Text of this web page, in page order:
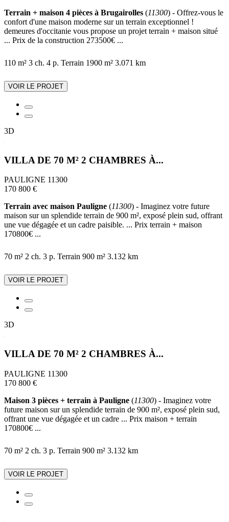
Terrain + maison 4 pièces à Brugairolles (11300) - Offrez-vous le
confort d'une maison moderne sur un terrain exceptionnel !
demeures d'occitanie vous propose un projet terrain + maison situé
... Prix de la construction 273500€ ...
110 m² 3 ch. 4 p. Terrain 1900 m² 3.071 km
VOIR LE PROJET
3D
VILLA DE 70 M² 2 CHAMBRES À...
PAULIGNE 11300
170 800 €
Terrain avec maison Pauligne (11300) - Imaginez votre future
maison sur un splendide terrain de 900 m², exposé plein sud, offrant
une vue dégagée et un cadre paisible. ... Prix terrain + maison
170800€ ...
70 m² 2 ch. 3 p. Terrain 900 m² 3.132 km
VOIR LE PROJET
3D
VILLA DE 70 M² 2 CHAMBRES À...
PAULIGNE 11300
170 800 €
Maison 3 pièces + terrain à Pauligne (11300) - Imaginez votre
future maison sur un splendide terrain de 900 m², exposé plein sud,
offrant une vue dégagée et un cadre ... Prix maison + terrain
170800€ ...
70 m² 2 ch. 3 p. Terrain 900 m² 3.132 km
VOIR LE PROJET